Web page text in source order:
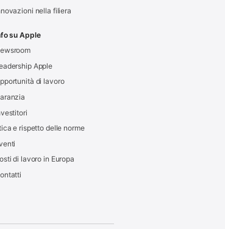
nella filiera
su Apple
Apple
di lavoro
e rispetto delle norme
di lavoro in Europa